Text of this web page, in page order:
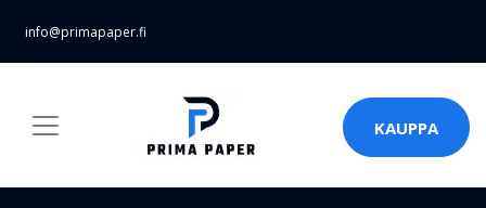
info@primapaper.fi
KAUPPA